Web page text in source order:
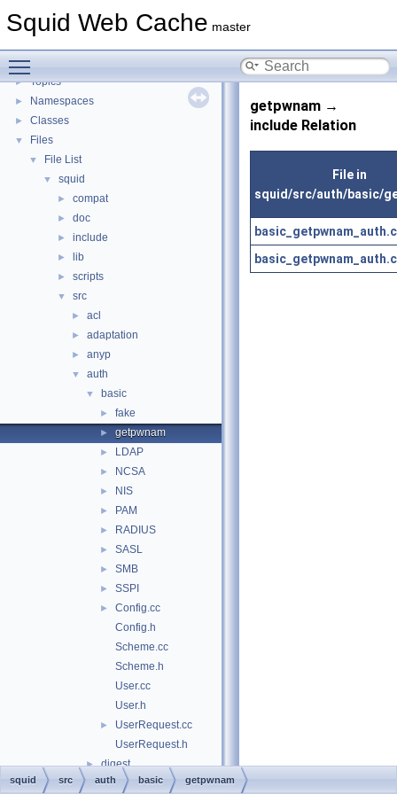
Squid Web Cache master
► Delay Pools
► Topics
► Namespaces
► Classes
▼ Files
▼ File List
▼ squid
► compat
► doc
► include
► lib
► scripts
▼ src
► acl
► adaptation
► anyp
▼ auth
▼ basic
► fake
► getpwnam
► LDAP
► NCSA
► NIS
► PAM
► RADIUS
► SASL
► SMB
► SSPI
►
Config.cc
Config.h
Scheme.cc
Scheme.h
User.cc
User.h
►
UserRequest.cc
UserRequest.h
► digest
► negotiate
getpwnam →
include Relation
File in
squid/src/auth/basic/
squid src auth basic getpwnam